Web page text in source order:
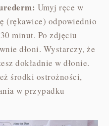
Umyj ręce w
(rękawice) odpowiednio
minut. Po zdjęciu
dłoni. Wystarczy, że
dokładnie w dłonie.
środki ostrożności,
w przypadku